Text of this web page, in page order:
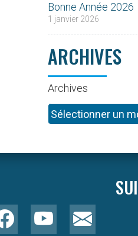
Bonne Année 2026
1 janvier 2026
ARCHIVES
Archives